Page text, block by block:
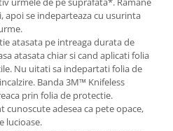
apoi se indeparteaza cu usurinta
atasata pe intreaga durata de
atasata chiar si cand aplicati folia
Nu uitati sa indepartati folia de
Banda 3M™ Knifeless
prin folia de protectie.
cunoscute adesea ca pete opace,
lucioase.